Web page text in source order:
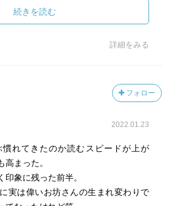
であったが、弱かった高倉親王がな
柄を偲ぶエピソードが語られ、そう
清盛が壮絶な神に呪われた死を遂げ
生まれ変わりだとか、急に意味の分
くる。
戦（源氏が負けたが、平家がとどめ
が失敗）、義仲が登場しての横田河
旗をもって近づき、直前で源氏の白
が大成功を収める
続きを読む
詳細をみる
フォロー
2022.01.23
れてきたのか読むスピードが上が
高まった。
象に残った前半。
実は偉いお坊さんの生まれ変わりで